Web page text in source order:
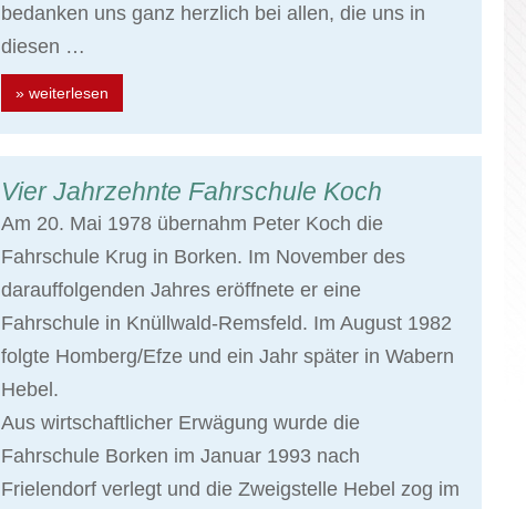
bedanken uns ganz herzlich bei allen, die uns in
diesen …
» weiterlesen
Vier Jahrzehnte Fahrschule Koch
Am 20. Mai 1978 übernahm Peter Koch die
Fahrschule Krug in Borken. Im November des
darauffolgenden Jahres eröffnete er eine
Fahrschule in Knüllwald-Remsfeld. Im August 1982
folgte Homberg/Efze und ein Jahr später in Wabern
Hebel.
Aus wirtschaftlicher Erwägung wurde die
Fahrschule Borken im Januar 1993 nach
Frielendorf verlegt und die Zweigstelle Hebel zog im